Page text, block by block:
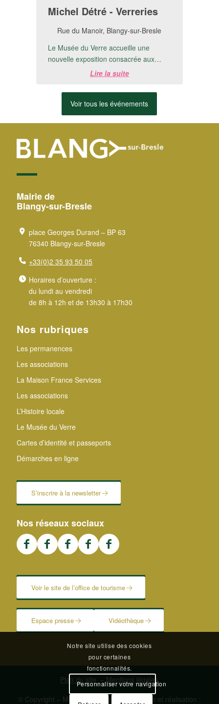
Michel Détré - Verreries
Rue du Manoir, Blangy-sur-Bresle
Le Musée du Verre accueille une
nouvelle exposition consacrée aux
créations de Michel Detré.📅 Du 8 juillet
Lire la suite
Voir tous les événements
Mairie de
Blangy-sur-Bresle
place Georges Durand – BP 63
76340 Blangy-sur-Bresle
+33(0)2 35 93 50 05
Horaires d’ouverture :
du lundi au vendredi
de 8h à 12h et de 13h30 à 17h30
Nos rubriques
Les permanences
Les associations
La Maison France Services
Les associations
L’Histoire locale
Le Musée du Verre
Cartes d’identité et passeports
Démarches en ligne
S’inscrire à la newsletter
Nos réseaux sociaux
Voir le site de l’office de tourisme
Espace presse Vidéothèque
Plan du site –Mentions légales
© Copyright – Mairie de Blangy | Conception et réalisation :
Notre site utilise des cookies
pour certaines
fonctionnalités.
Personnaliser votre navigation